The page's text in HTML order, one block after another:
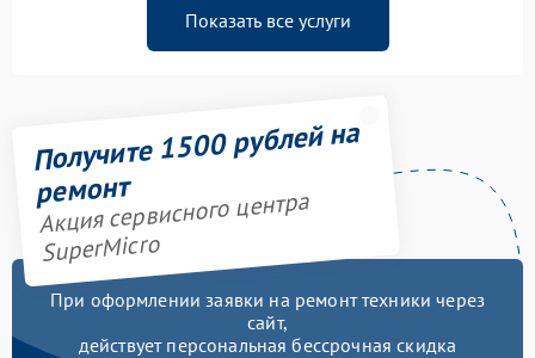
Показать все услуги
Получите 1500 рублей на
ремонт
Акция сервисного центра
SuperMicro
При оформлении заявки на ремонт техники через
сайт,
действует персональная бессрочная скидка